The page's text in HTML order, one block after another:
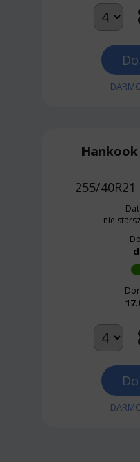
Hankook
255/40R21
nie